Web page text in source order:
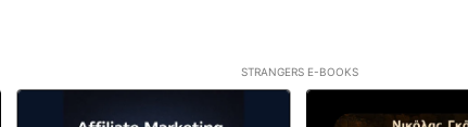
STRANGERS E-BOOKS